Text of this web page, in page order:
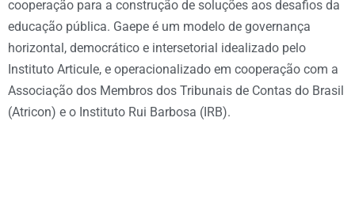
cooperação para a construção de soluções aos desafios da
educação pública. Gaepe é um modelo de governança
horizontal, democrático e intersetorial idealizado pelo
Instituto Articule, e operacionalizado em cooperação com a
Associação dos Membros dos Tribunais de Contas do Brasil
(Atricon) e o Instituto Rui Barbosa (IRB).